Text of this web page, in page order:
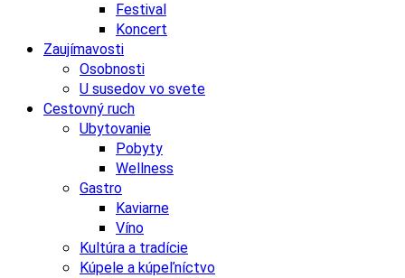
Festival
Koncert
Zaujímavosti
Osobnosti
U susedov vo svete
Cestovný ruch
Ubytovanie
Pobyty
Wellness
Gastro
Kaviarne
Víno
Kultúra a tradície
Kúpele a kúpeľníctvo